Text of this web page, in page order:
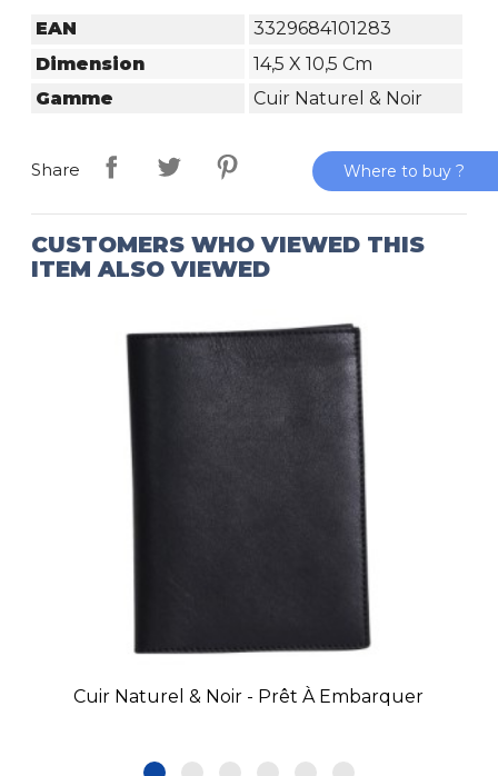
EAN
3329684101283
Dimension
14,5 X 10,5 Cm
Gamme
Cuir Naturel & Noir
Share
CUSTOMERS WHO VIEWED THIS
ITEM ALSO VIEWED
Cuir Naturel & Noir - Prêt À Embarquer
Where to buy ?